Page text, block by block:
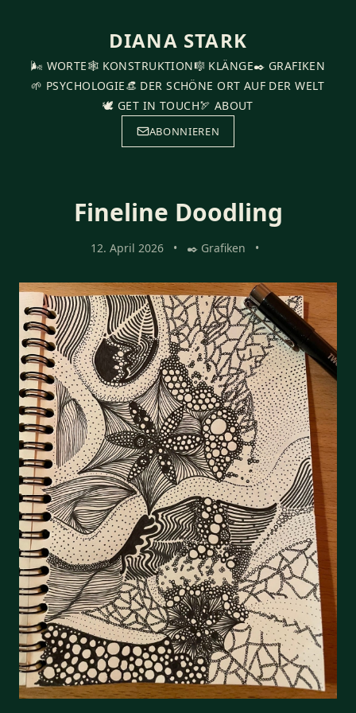
DIANA STARK
🌬️ WORTE🕸️ KONSTRUKTION🎼 KLÄNGE✒️ GRAFIKEN
🌱 PSYCHOLOGIE👒 DER SCHÖNE ORT AUF DER WELT
🕊️ GET IN TOUCH🏹 ABOUT
ABONNIEREN
Fineline Doodling
12. April 2026 • ✒️ Grafiken •